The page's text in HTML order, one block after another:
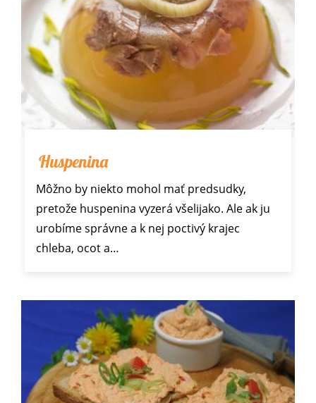
Huspenina
Môžno by niekto mohol mať predsudky,
pretože huspenina vyzerá všelijako. Ale ak ju
urobíme správne a k nej poctivý krajec
chleba, ocot a…